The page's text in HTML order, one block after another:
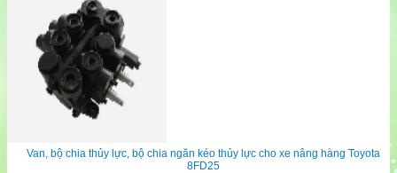
Van, bộ chia thủy lực, bộ chia ngăn kéo thủy lực cho xe nâng hàng Toyota
8FD25